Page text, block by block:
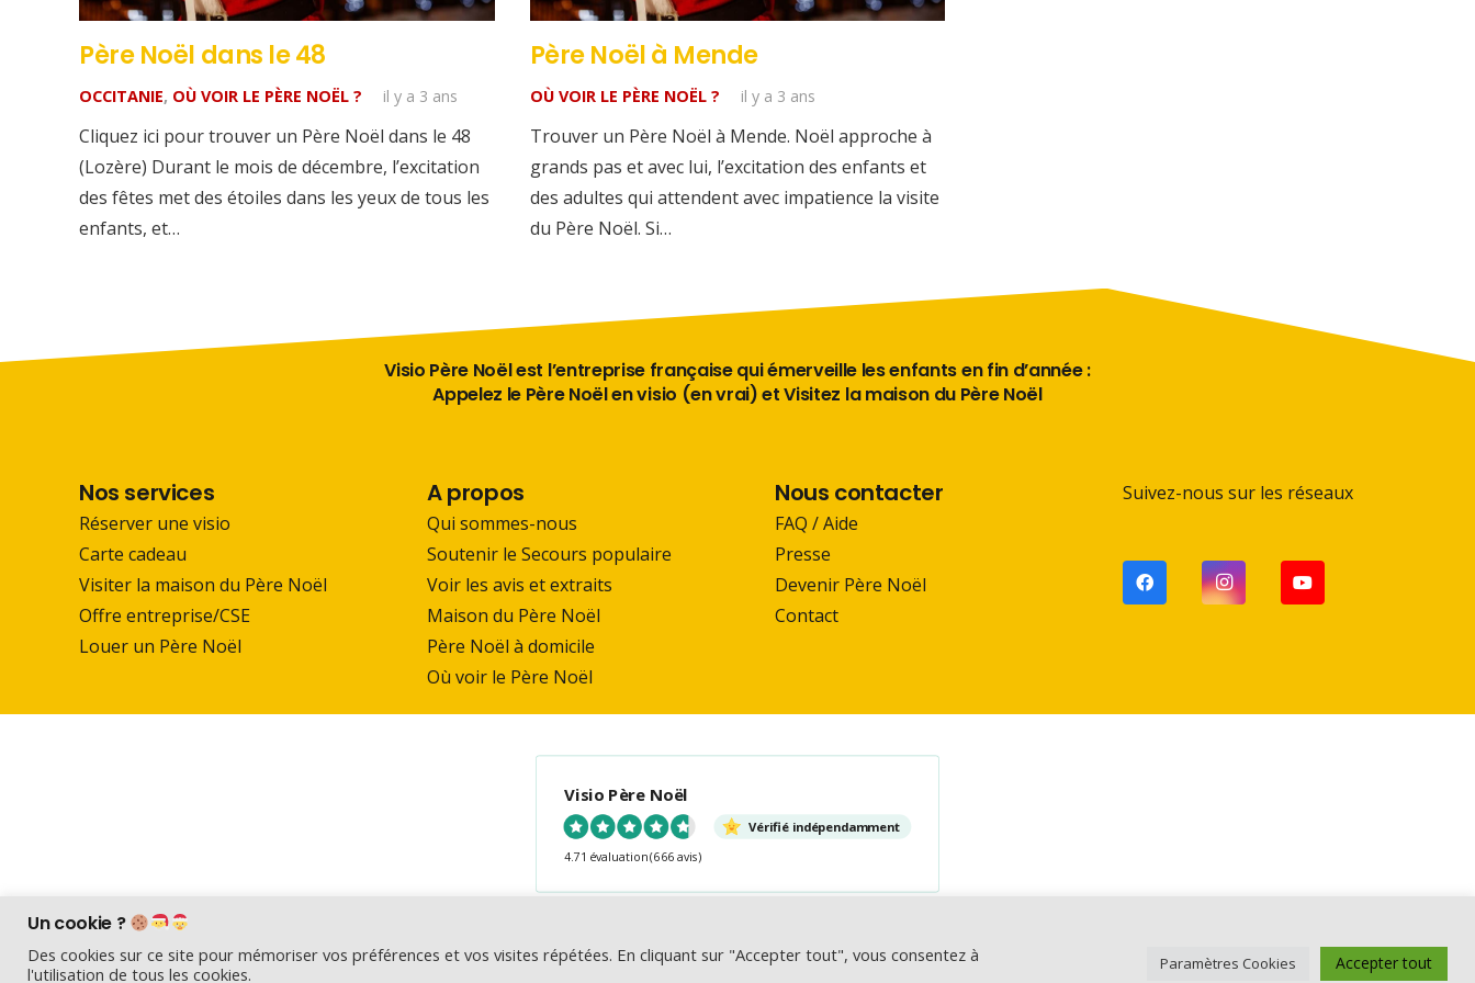
Père Noël dans le 48
OCCITANIE, OÙ VOIR LE PÈRE NOËL ? il y a 3 ans
Cliquez ici pour trouver un Père Noël dans le 48
(Lozère) Durant le mois de décembre, l’excitation
des fêtes met des étoiles dans les yeux de tous les
enfants, et…
Père Noël à Mende
OÙ VOIR LE PÈRE NOËL ? il y a 3 ans
Trouver un Père Noël à Mende. Noël approche à
grands pas et avec lui, l’excitation des enfants et
des adultes qui attendent avec impatience la visite
du Père Noël. Si…
Visio Père Noël est l’entreprise française qui émerveille les enfants en fin d’année :
Appelez le Père Noël en visio (en vrai) et Visitez la maison du Père Noël
Nos services
Réserver une visio
Carte cadeau
Visiter la maison du Père Noël
Offre entreprise/CSE
Louer un Père Noël
A propos
Qui sommes-nous
Soutenir le Secours populaire
Voir les avis et extraits
Maison du Père Noël
Père Noël à domicile
Où voir le Père Noël
Nous contacter
FAQ / Aide
Presse
Devenir Père Noël
Contact
Suivez-nous sur les réseaux
Visio Père Noël
Vérifié indépendamment
4.71 évaluation(666 avis)
© 2025 Visioperenoel.com – Tous droits réservés –Mentions légales & CGU
Un cookie ?
Des cookies sur ce site pour mémoriser vos préférences et vos visites répétées. En cliquant sur "Accepter tout", vous consentez à
l'utilisation de tous les cookies.
Paramètres Cookies Accepter tout